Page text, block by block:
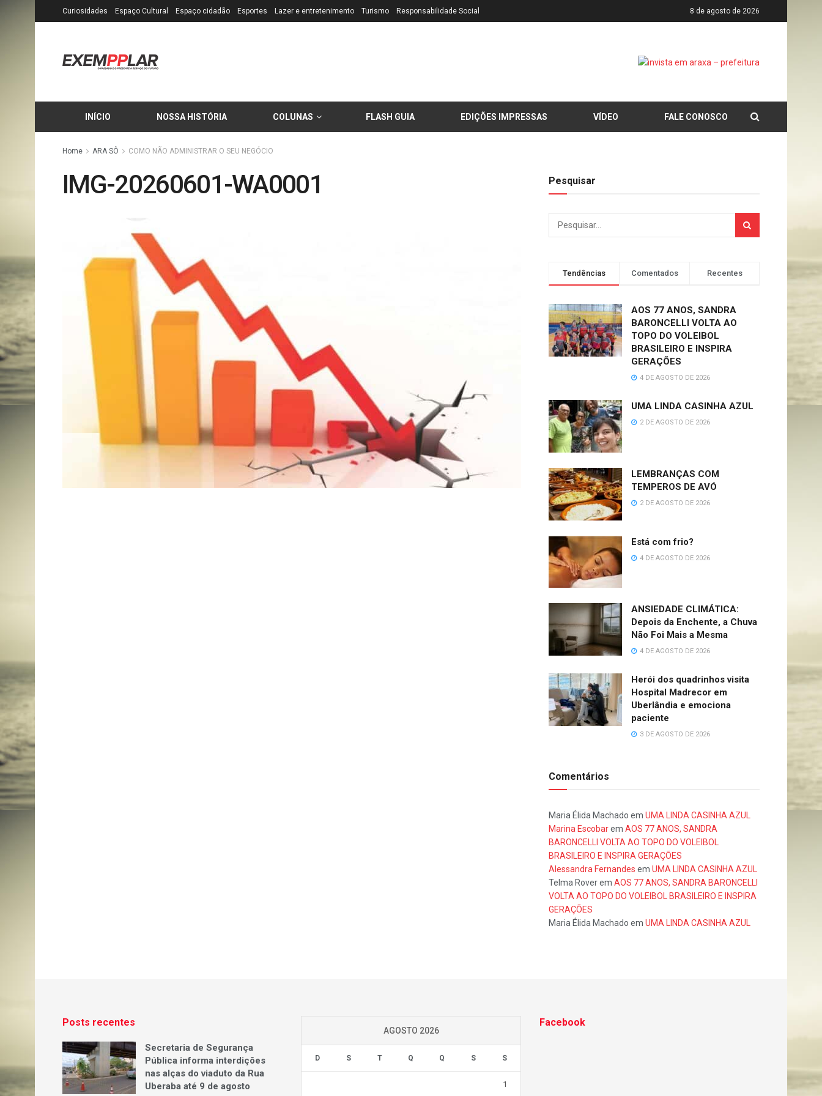
Curiosidades Espaço Cultural Espaço cidadão Esportes Lazer e entretenimento Turismo Responsabilidade Social 8 de agosto de 2026
INÍCIO NOSSA HISTÓRIA COLUNAS FLASH GUIA EDIÇÕES IMPRESSAS VÍDEO FALE CONOSCO
Home ARA SÔ COMO NÃO ADMINISTRAR O SEU NEGÓCIO
IMG-20260601-WA0001 Pesquisar
Tendências Comentados Recentes
AOS 77 ANOS, SANDRA
BARONCELLI VOLTA AO
TOPO DO VOLEIBOL
BRASILEIRO E INSPIRA
GERAÇÕES
4 DE AGOSTO DE 2026
UMA LINDA CASINHA AZUL
2 DE AGOSTO DE 2026
LEMBRANÇAS COM
TEMPEROS DE AVÓ
2 DE AGOSTO DE 2026
Está com frio?
4 DE AGOSTO DE 2026
ANSIEDADE CLIMÁTICA:
Depois da Enchente, a Chuva
Não Foi Mais a Mesma
4 DE AGOSTO DE 2026
Herói dos quadrinhos visita
Hospital Madrecor em
Uberlândia e emociona
paciente
3 DE AGOSTO DE 2026
Comentários
Maria Élida Machado em UMA LINDA CASINHA AZUL
Marina Escobarem AOS 77 ANOS, SANDRA
BARONCELLI VOLTA AO TOPO DO VOLEIBOL
BRASILEIRO E INSPIRA GERAÇÕES
Alessandra Fernandes em UMA LINDA CASINHA AZUL
Telma Roverem AOS 77 ANOS, SANDRA BARONCELLI
VOLTA AO TOPO DO VOLEIBOL BRASILEIRO E INSPIRA
GERAÇÕES
Maria Élida Machado em UMA LINDA CASINHA AZUL
Posts recentes
Secretaria de Segurança
Pública informa interdições
nas alças do viaduto da Rua
Uberaba até 9 de agosto
AGOSTO 2026
D S T Q Q S S
1
Facebook